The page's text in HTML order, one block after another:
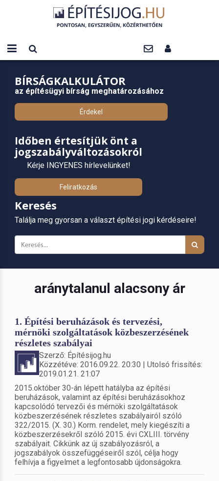
BÍRSÁGKALKULÁTOR
az építésügyi bírság meghatározásához
Érdekel
Időben értesítjük önt a
jogszabályváltozásokról
Kérje INGYENES hírlevelünket!
Feliratkozás
Keresés
Találja meg gyorsan a választ építési jogi kérdéseire!
aránytalanul alacsony ár
1. Építési beruházások és tervezési,
mérnöki szolgáltatások közbeszerzésének
részletes szabályai
Szerző: Építésijog.hu
Közzétéve: 2016.09.22. 20:30 | Utolsó frissítés:
2019.01.21. 21:07
2015.október 30-án lépett hatályba az építési
beruházások, valamint az építési beruházásokhoz
kapcsolódó tervezői és mérnöki szolgáltatások
közbeszerzésének részletes szabályairól szóló
322/2015. (X. 30.) Korm. rendelet, mely kiegészíti a
közbeszerzésekről szóló 2015. évi CXLIII. törvény
szabályait. Cikkünk az új szabályozásról, a
jogszabályok összefüggéseiről szól, célja hogy
felhívja a figyelmet a legfontosabb újdonságokra.